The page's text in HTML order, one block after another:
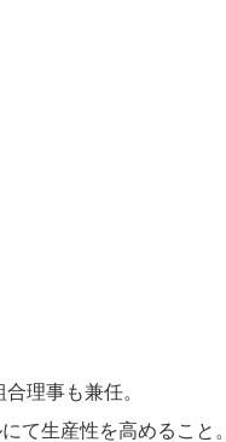
理事も兼任。
て生産性を高めること。